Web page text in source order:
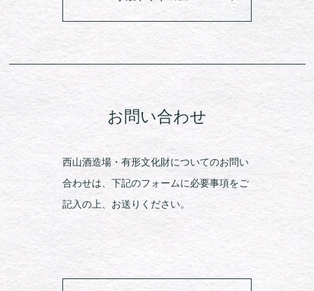
お問い合わせ
西山酒造場・有形文化財についてのお問い
合わせは、下記のフォームに必要事項をご
記入の上、お送りください。